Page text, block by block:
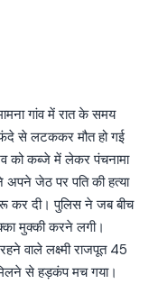
गांव में रात के समय
फंदे से लटककर मौत हो गई
को कब्जे में लेकर पंचनामा
अपने जेठ पर पति की हत्या
कर दी। पुलिस ने जब बीच
मुक्की करने लगी।
वाले लक्ष्मी राजपूत 45
से हड़कंप मच गया।